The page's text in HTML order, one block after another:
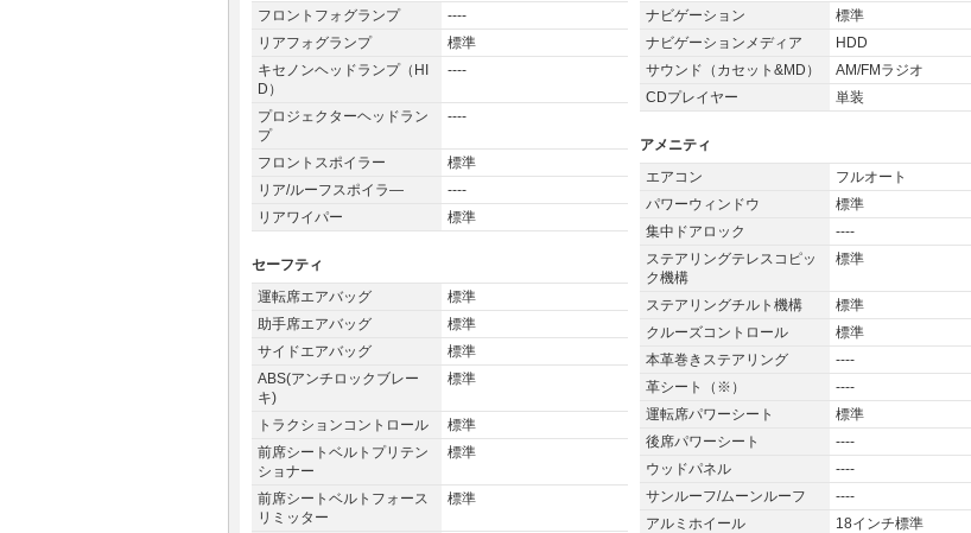
フロントフォグランプ
----
リアフォグランプ
標準
キセノンヘッドランプ（HI
D）
----
プロジェクターヘッドラン
プ
----
フロントスポイラー
標準
リア/ルーフスポイラ―
----
リアワイパー
標準
セーフティ
運転席エアバッグ
標準
助手席エアバッグ
標準
サイドエアバッグ
標準
ABS(アンチロックブレー
キ)
標準
トラクションコントロール
標準
前席シートベルトプリテン
ショナー
標準
前席シートベルトフォース
リミッター
標準
ナビゲーション
標準
ナビゲーションメディア
HDD
サウンド（カセット&MD）
AM/FMラジオ
CDプレイヤー
単装
アメニティ
エアコン
フルオート
パワーウィンドウ
標準
集中ドアロック
----
ステアリングテレスコピッ
ク機構
標準
ステアリングチルト機構
標準
クルーズコントロール
標準
本革巻きステアリング
----
革シート（※）
----
運転席パワーシート
標準
後席パワーシート
----
ウッドパネル
----
サンルーフ/ムーンルーフ
----
アルミホイール
18インチ標準